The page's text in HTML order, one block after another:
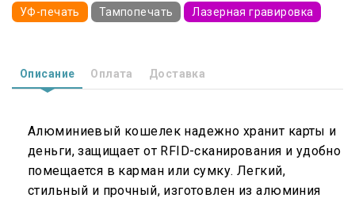
УФ-печать Тампопечать Лазерная гравировка
Описание Оплата Доставка
Алюминиевый кошелек надежно хранит карты и
деньги, защищает от RFID-сканирования и удобно
помещается в карман или сумку. Легкий,
стильный и прочный, изготовлен из алюминия